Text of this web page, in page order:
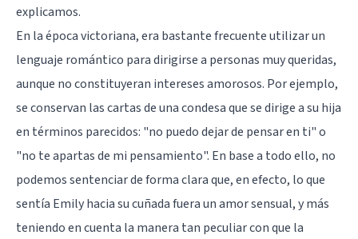
explicamos.
En la época victoriana, era bastante frecuente utilizar un
lenguaje romántico para dirigirse a personas muy queridas,
aunque no constituyeran intereses amorosos. Por ejemplo,
se conservan las cartas de una condesa que se dirige a su hija
en términos parecidos: "no puedo dejar de pensar en ti" o
"no te apartas de mi pensamiento". En base a todo ello, no
podemos sentenciar de forma clara que, en efecto, lo que
sentía Emily hacia su cuñada fuera un amor sensual, y más
teniendo en cuenta la manera tan peculiar con que la